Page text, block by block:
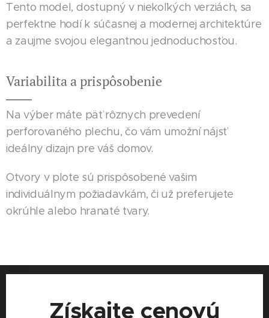
Tento model, dostupný v niekoľkých verziách, sa
perfektne hodí k súčasnej a modernej architektúre
a zaujme svojou elegantnou jednoduchosťou.
Variabilita a prispôsobenie
Na výber máte päť rôznych prevedení
perforovaného plechu, čo vám umožní nájsť
ideálny dizajn pre váš domov.
Otvory v plote sú prispôsobené vašim
individuálnym požiadavkám, či už preferujete
okrúhle alebo hranaté tvary.
Získajte cenovú